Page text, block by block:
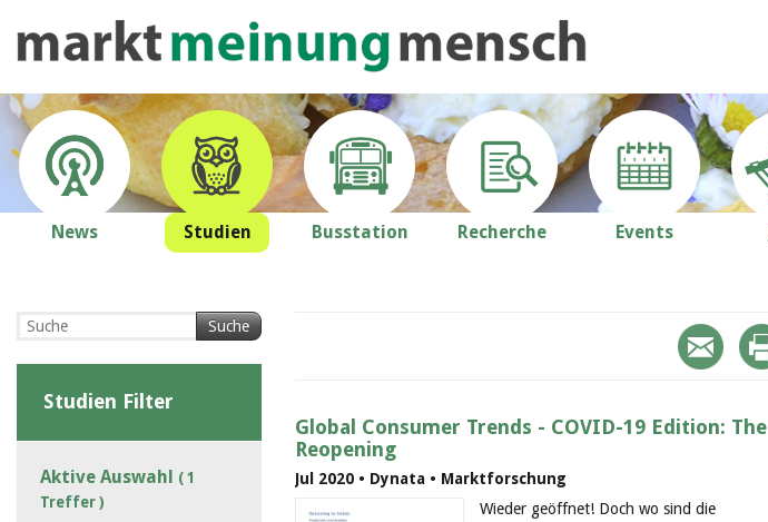
News Studien Busstation Recherche Events
Global Consumer Trends - COVID-19 Edition: The
Reopening
Jul 2020 • Dynata • Marktforschung
Wieder geöffnet! Doch wo sind die
Suche
Studien Filter
Aktive Auswahl ( 1
Treffer )